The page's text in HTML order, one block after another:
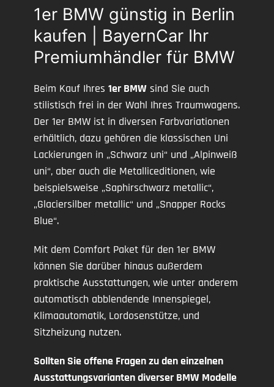
1er BMW günstig in Berlin
kaufen | BayernCar Ihr
Premiumhändler für BMW
Beim Kauf Ihres 1er BMW sind Sie auch
stilistisch frei in der Wahl Ihres Traumwagens.
Der 1er BMW ist in diversen Farbvariationen
erhältlich, dazu gehören die klassischen Uni
Lackierungen in „Schwarz uni“ und „Alpinweiß
uni“, aber auch die Metalliceditionen, wie
beispielsweise „Saphirschwarz metallic“,
„Glaciersilber metallic“ und „Snapper Rocks
Blue“.
Mit dem Comfort Paket für den 1er BMW
können Sie darüber hinaus außerdem
praktische Ausstattungen, wie unter anderem
automatisch abblendende Innenspiegel,
Klimaautomatik, Lordosenstütze, und
Sitzheizung nutzen.
Sollten Sie offene Fragen zu den einzelnen
Ausstattungsvarianten diverser BMW Modelle